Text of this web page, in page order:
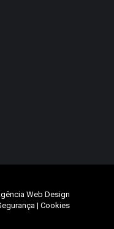
Web Design
| Cookies